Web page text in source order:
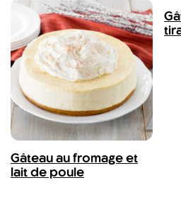
Gâteau au fromage et
lait de poule